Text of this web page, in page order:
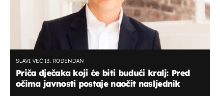
SLAVI VEĆ 13. ROĐENDAN
Priča dječaka koji će biti budući kralj: Pred
očima javnosti postaje naočit nasljednik